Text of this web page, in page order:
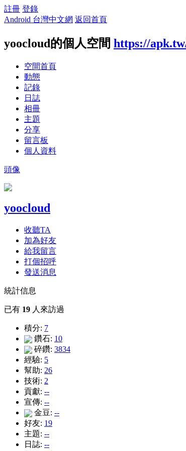
註冊 登錄
Android 台灣中文網 返回首頁
yoocloud的個人空間 https://
空間首頁
動態
記錄
日誌
相冊
主題
分享
留言板
個人資料
頭像
yoocloud
收聽TA
加為好友
給我留言
打個招呼
發送消息
統計信息
已有 19 人來訪過
積分: 7
鑽石: 10
碎鑽: 3834
經驗: 5
幫助: 26
技術: 2
貢獻: --
宣傳: --
金豆: --
好友: 19
主題: --
日誌: --